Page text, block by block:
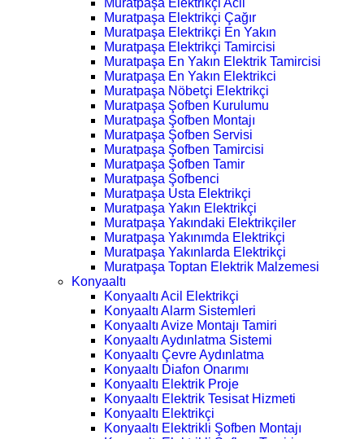
Muratpaşa Elektrikçi Acil
Muratpaşa Elektrikçi Çağır
Muratpaşa Elektrikçi En Yakın
Muratpaşa Elektrikçi Tamircisi
Muratpaşa En Yakın Elektrik Tamircisi
Muratpaşa En Yakın Elektrikci
Muratpaşa Nöbetçi Elektrikçi
Muratpaşa Şofben Kurulumu
Muratpaşa Şofben Montajı
Muratpaşa Şofben Servisi
Muratpaşa Şofben Tamircisi
Muratpaşa Şofben Tamir
Muratpaşa Şofbenci
Muratpaşa Usta Elektrikçi
Muratpaşa Yakın Elektrikçi
Muratpaşa Yakındaki Elektrikçiler
Muratpaşa Yakınımda Elektrikçi
Muratpaşa Yakınlarda Elektrikçi
Muratpaşa Toptan Elektrik Malzemesi
Konyaaltı
Konyaaltı Acil Elektrikçi
Konyaaltı Alarm Sistemleri
Konyaaltı Avize Montajı Tamiri
Konyaaltı Aydınlatma Sistemi
Konyaaltı Çevre Aydınlatma
Konyaaltı Diafon Onarımı
Konyaaltı Elektrik Proje
Konyaaltı Elektrik Tesisat Hizmeti
Konyaaltı Elektrikçi
Konyaaltı Elektrikli Şofben Montajı